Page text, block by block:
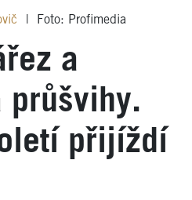
Foto: Profimedia
a
průšvihy.
přijíždí